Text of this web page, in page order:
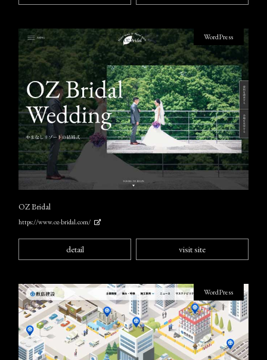
OZ Bridal
https://www.oz-bridal.com/
WordPress
detail visit site
WordPress